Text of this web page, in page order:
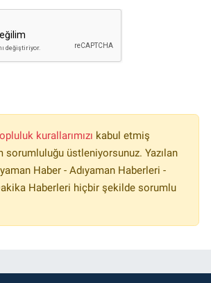
kurallarımızı kabul etmiş
sorumluluğu üstleniyorsunuz. Yazılan
Haber - Adıyaman Haberleri -
Haberleri hiçbir şekilde sorumlu